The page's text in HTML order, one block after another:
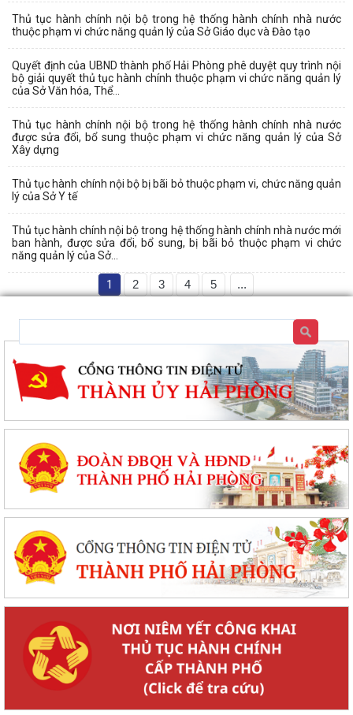
Thủ tục hành chính nội bộ trong hệ thống hành chính nhà nước
thuộc phạm vi chức năng quản lý của Sở Giáo dục và Đào tạo
Quyết định của UBND thành phố Hải Phòng phê duyệt quy trình nội
bộ giải quyết thủ tục hành chính thuộc phạm vi chức năng quản lý
của Sở Văn hóa, Thể...
Thủ tục hành chính nội bộ trong hệ thống hành chính nhà nước
được sửa đổi, bổ sung thuộc phạm vi chức năng quản lý của Sở
Xây dựng
Thủ tục hành chính nội bộ bị bãi bỏ thuộc phạm vi, chức năng quản
lý của Sở Y tế
Thủ tục hành chính nội bộ trong hệ thống hành chính nhà nước mới
ban hành, được sửa đổi, bổ sung, bị bãi bỏ thuộc phạm vi chức
năng quản lý của Sở...
1 2 3 4 5 ...